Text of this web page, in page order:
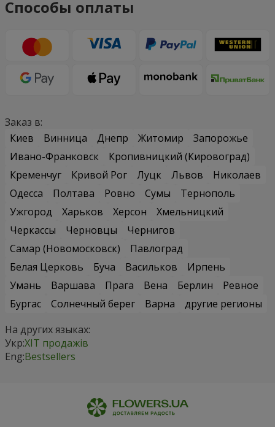
Способы оплаты
Заказ в:
Киев
Винница Днепр Житомир
Запорожье
Ивано-Франковск
Кропивницкий (Кировоград)
Кременчуг
Кривой Рог Луцк Львов
Николаев
Одесса
Полтава Ровно Сумы
Тернополь
Ужгород
Харьков Херсон
Хмельницкий
Черкассы
Черновцы
Чернигов
Самар (Новомосковск)
Павлоград
Белая Церковь
Буча Васильков
Ирпень
Умань
Варшава Прага Вена Берлин
Ревное
Бургас
Солнечный берег Варна
другие регионы
На других языках:
Укр:ХІТ продажів
Eng:Bestsellers